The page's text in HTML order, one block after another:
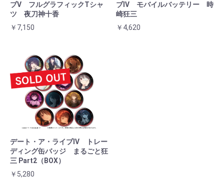
ブⅤ フルグラフィックTシャ
ツ 夜刀神十香
￥7,150
ブⅣ モバイルバッテリー 時
崎狂三
￥4,620
デート・ア・ライブⅣ トレー
ディング缶バッジ まるごと狂
三 Part2（BOX）
￥5,280